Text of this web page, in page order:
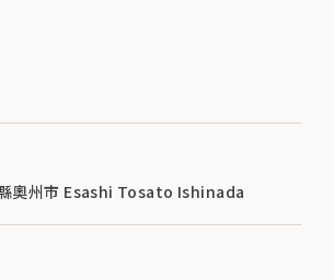
奧州市 Esashi Tosato Ishinada